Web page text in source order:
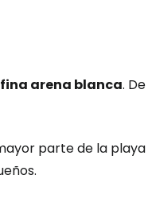
fina arena blanca.
parte de la